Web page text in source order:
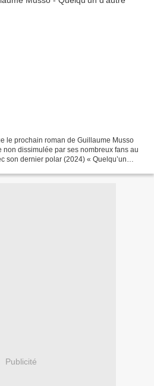
le prochain roman de Guillaume Musso
dissimulée par ses nombreux fans au
son dernier polar (2024) « Quelqu’un
Publicité